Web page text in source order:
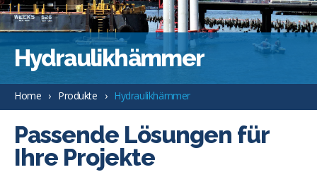
Hydraulikhämmer
Home Produkte Hydraulikhämmer
Passende Lösungen für
Ihre Projekte